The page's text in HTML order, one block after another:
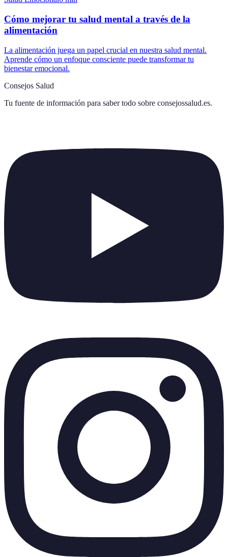
Cómo mejorar tu salud mental a través de la
alimentación
La alimentación juega un papel crucial en nuestra salud mental.
Aprende cómo un enfoque consciente puede transformar tu
bienestar emocional.
Consejos Salud
Tu fuente de información para saber todo sobre consejossalud.es.